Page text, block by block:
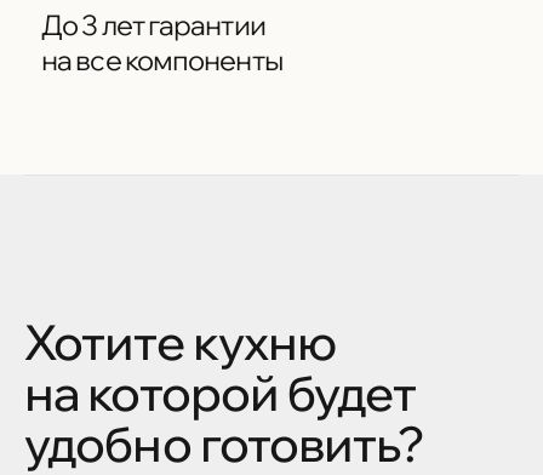
До 3 лет гарантии
на все компоненты
Хотите кухню
на которой будет
удобно готовить?